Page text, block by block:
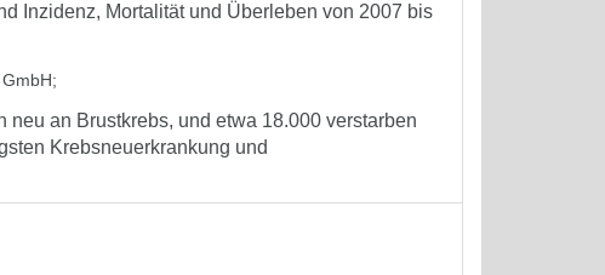
Inzidenz, Mortalität und Überleben von 2007 bis
;
neu an Brustkrebs, und etwa 18.000 verstarben
Krebsneuerkrankung und